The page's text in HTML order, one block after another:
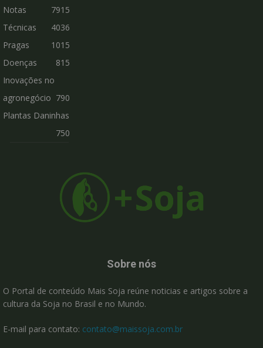
7915
Notas
Técnicas
4036
Pragas
1015
Doenças
815
Inovações no
agronegócio 790
Plantas Daninhas
750
Sobre nós
O Portal de conteúdo Mais Soja reúne noticias e artigos sobre a
cultura da Soja no Brasil e no Mundo.
E-mail para contato: contato@maissoja.com.br